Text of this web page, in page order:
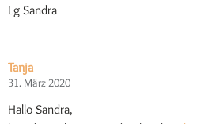
Lg Sandra
Tanja
31. März 2020
Hallo Sandra,